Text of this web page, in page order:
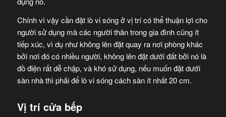
Chính vì vậy cần đặt lò vi sóng ở vị trí có thể thuận lợi cho
người sử dụng mà các người thân trong gia đình cũng ít
tiếp xúc, vì dụ như không lên đặt quay ra nơi phòng khác
bởi nơi đó có nhiều người, không lên đặt dưới đất bởi nó là
đồ điện rất dễ chập, và khó sử dụng, nếu muốn đặt dưới
sàn nhà thì phải để lò vi sóng cách sàn ít nhất 20 cm.
Vị trí cửa bếp